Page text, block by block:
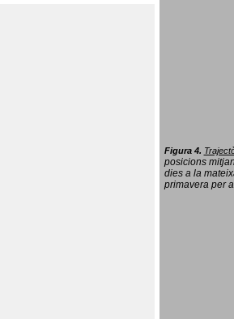
Figura 4.
posicions
dies a la
primavera per